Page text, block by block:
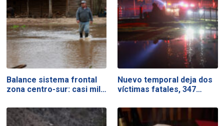
Balance sistema frontal
zona centro-sur: casi mil…
Nuevo temporal deja dos
víctimas fatales, 347…